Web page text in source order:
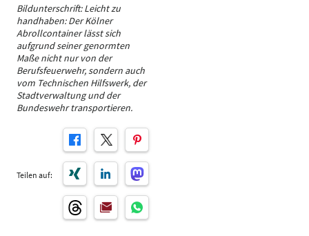
Bildunterschrift: Leicht zu
handhaben: Der Kölner
Abrollcontainer lässt sich
aufgrund seiner genormten
Maße nicht nur von der
Berufsfeuerwehr, sondern auch
vom Technischen Hilfswerk, der
Stadtverwaltung und der
Bundeswehr transportieren.
Teilen auf: